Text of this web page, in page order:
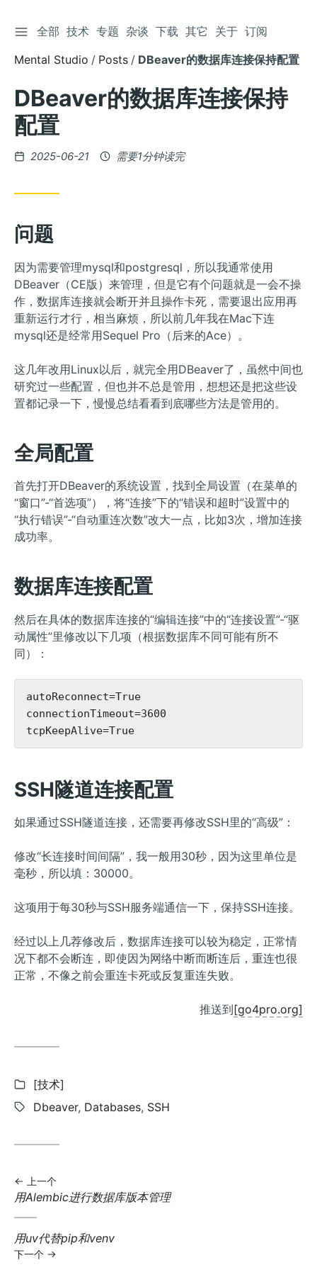
跳
到
章
切换侧边栏
全部 技术 专题 杂谈 下载 其它 关于 订阅
Mental Studio
Posts DBeaver的数据库连接保持配置
DBeaver的数据库连接保持
配置
发
2025-06-21 需要1分钟读完
问题
因为需要管理mysql和postgresql，所以我通常使用
DBeaver（CE版）来管理，但是它有个问题就是一会不操
作，数据库连接就会断开并且操作卡死，需要退出应用再
重新运行才行，相当麻烦，所以前几年我在Mac下连
mysql还是经常用Sequel Pro（后来的Ace）。
这几年改用Linux以后，就完全用DBeaver了，虽然中间也
研究过一些配置，但也并不总是管用，想想还是把这些设
置都记录一下，慢慢总结看看到底哪些方法是管用的。
全局配置
首先打开DBeaver的系统设置，找到全局设置（在菜单的
“窗口”-“首选项”），将“连接”下的“错误和超时”设置中的
“执行错误”-“自动重连次数”改大一点，比如3次，增加连接
成功率。
数据库连接配置
然后在具体的数据库连接的“编辑连接”中的“连接设置”-“驱
动属性”里修改以下几项（根据数据库不同可能有所不
同）：
autoReconnect=True
connectionTimeout=3600
SSH隧道连接配置
如果通过SSH隧道连接，还需要再修改SSH里的“高级”：
修改“长连接时间间隔”，我一般用30秒，因为这里单位是
毫秒，所以填：30000。
这项用于每30秒与SSH服务端通信一下，保持SSH连接。
经过以上几荐修改后，数据库连接可以较为稳定，正常情
况下都不会断连，即使因为网络中断而断连后，重连也很
正常，不像之前会重连卡死或反复重连失败。
推送到[go4pro.org]
分
类:
[技术]
标
Dbeaver, Databases, SSH
上一个
上
文
章:
用Alembic进行数据库版本管理
下
一
用uv代替pip和venv
下一个